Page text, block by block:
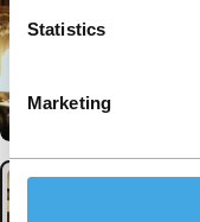
Statistics
Marketing